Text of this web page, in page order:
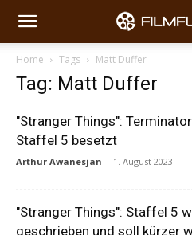
Home Tags Matt Duffer
Tag: Matt Duffer
"Stranger Things":
Staffel 5 besetzt
Arthur Awanesjan - 1. August 2023
"Stranger Things": Staffel 5
geschrieben und soll kürzer